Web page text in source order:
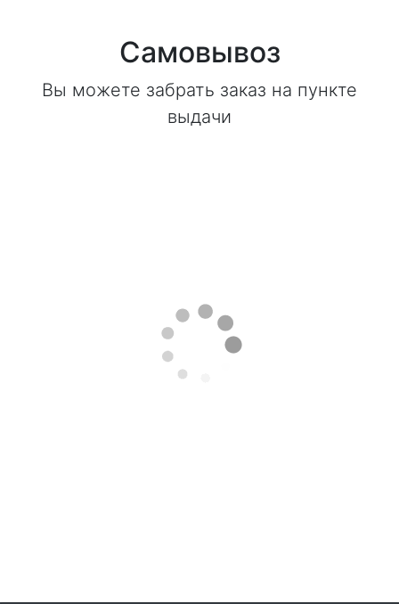
Самовывоз
Вы можете забрать заказ на пункте
выдачи